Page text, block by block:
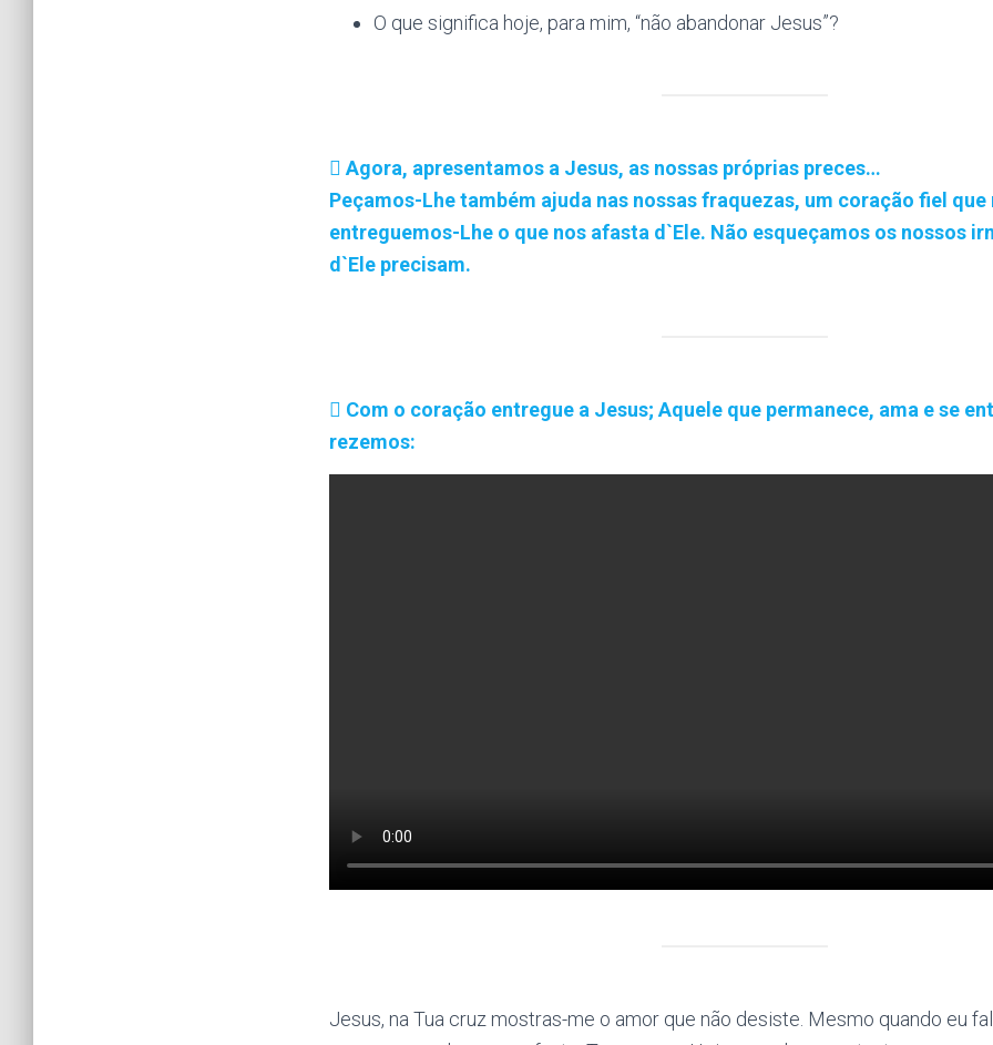
O que significa hoje, para mim, “não abandonar Jesus”?
Agora, apresentamos a Jesus, as nossas próprias preces…
Peçamos-Lhe também ajuda nas nossas fraquezas, um coração fiel que
entreguemos-Lhe o que nos afasta d`Ele. Não esqueçamos os nossos
d`Ele precisam.
Com o coração entregue a Jesus; Aquele que permanece, ama e se
rezemos:
Jesus, na Tua cruz mostras-me o amor que não desiste. Mesmo quando eu